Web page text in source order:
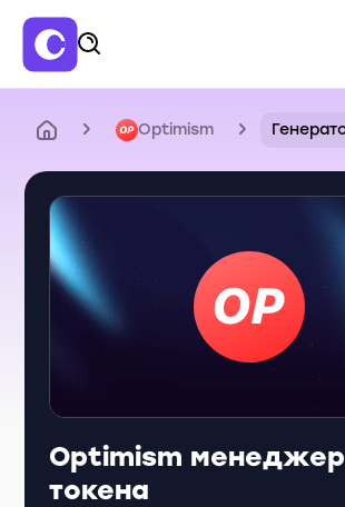
Optimism
Optimism менеджер
токена